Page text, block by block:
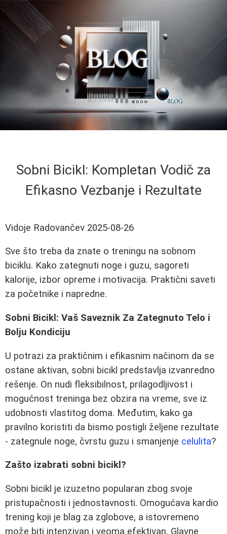
Sobni Bicikl: Kompletan Vodič za
Efikasno Vezbanje i Rezultate
Vidoje Radovančev 2025-08-26
Sve što treba da znate o treningu na sobnom
biciklu. Kako zategnuti noge i guzu, sagoreti
kalorije, izbor opreme i motivacija. Praktični saveti
za početnike i napredne.
Sobni Bicikl: Vaš Saveznik Za Zategnuto Telo i
Bolju Kondiciju
U potrazi za praktičnim i efikasnim načinom da se
ostane aktivan, sobni bicikl predstavlja izvanredno
rešenje. On nudi fleksibilnost, prilagodljivost i
mogućnost treninga bez obzira na vreme, sve iz
udobnosti vlastitog doma. Međutim, kako ga
pravilno koristiti da bismo postigli željene rezultate
- zategnule noge, čvrstu guzu i smanjenje celulita?
Zašto izabrati sobni bicikl?
Sobni bicikl je izuzetno popularan zbog svoje
pristupačnosti i jednostavnosti. Omogućava kardio
trening koji je blag za zglobove, a istovremeno
može biti intenzivan i veoma efektivan. Glavne